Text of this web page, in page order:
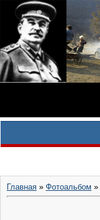
Главная » Фотоальбом »